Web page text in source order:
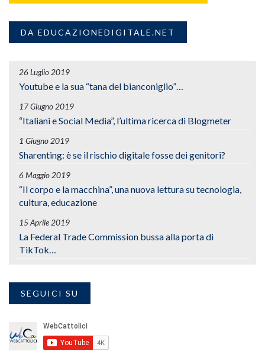
DA EDUCAZIONEDIGITALE.NET
26 Luglio 2019
Youtube e la sua “tana del bianconiglio”…
17 Giugno 2019
“Italiani e Social Media”, l’ultima ricerca di Blogmeter
1 Giugno 2019
Sharenting: è se il rischio digitale fosse dei genitori?
6 Maggio 2019
“Il corpo e la macchina”, una nuova lettura su tecnologia,
cultura, educazione
15 Aprile 2019
La Federal Trade Commission bussa alla porta di
TikTok…
SEGUICI SU